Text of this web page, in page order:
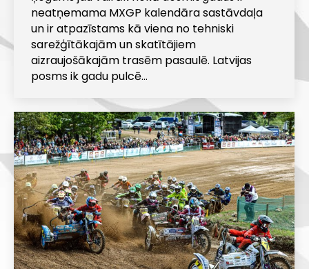
neatņemama MXGP kalendāra sastāvdaļa
un ir atpazīstams kā viena no tehniski
sarežģītākajām un skatītājiem
aizraujošākajām trasēm pasaulē. Latvijas
posms ik gadu pulcē…